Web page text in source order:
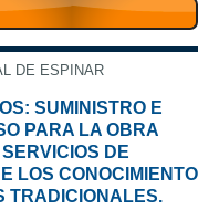
DE ESPINAR
SUMINISTRO E
PARA LA OBRA
DE
LOS CONOCIMIENTO
TRADICIONALES.